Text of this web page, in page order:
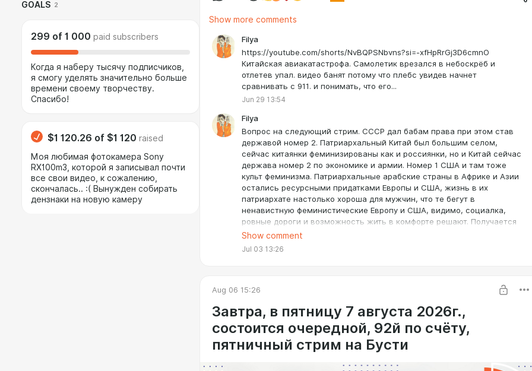
GOALS 2
299 of 1 000 paid subscribers
Когда я наберу тысячу подписчиков,
я смогу уделять значительно больше
времени своему творчеству.
Спасибо!
$1 120.26 of $1 120 raised
Моя любимая фотокамера Sony
RX100m3, которой я записывал почти
все свои видео, к сожалению,
скончалась.. :( Вынужден собирать
дензнаки на новую камеру
Show more comments
Filya
https://youtube.com/shorts/NvBQPSNbvns?si=-xfHpRrGj3D6cmnO
Китайская авиакатастрофа. Самолетик врезался в небоскрёб и
отлетев упал. видео банят потому что плебс увидев начнет
сравнивать с 911. и понимать, что его...
Jun 29 13:54
Filya
Вопрос на следующий стрим. СССР дал бабам права при этом став
державой номер 2. Патриархальный Китай был большим селом,
сейчас китаянки феминизированы как и россиянки, но и Китай сейчас
держава номер 2 по экономике и армии. Номер 1 США и там тоже
культ феминизма. Патриархальные арабские страны в Африке и Азии
остались ресурсными придатками Европы и США, жизнь в их
патриархате настолько хороша для мужчин, что те бегут в
ненавистную феминистические Европу и США, видимо, социалка,
ровные дороги и возможность жить в комфорте решают. Получается
степень свободы баб не влияют на экономическое развитие страны?
Show comment
Jul 03 13:26
Aug 06 15:26
Завтра, в пятницу 7 августа 2026г.,
состоится очередной, 92й по счёту,
пятничный стрим на Бусти